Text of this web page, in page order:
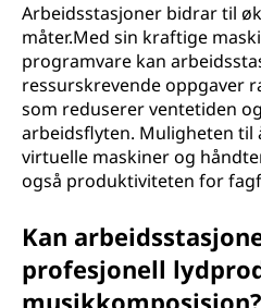
Arbeidsstasjoner bidrar til
måter.Med sin kraftige
programvare kan
ressurskrevende oppgaver
som reduserer ventetiden
arbeidsflyten. Muligheten til
virtuelle maskiner og
også produktiviteten for
Kan
profesjonell
musikkomposisjon?